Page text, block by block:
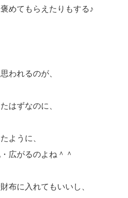
めてもらえたりもする♪
われるのが、
はずなのに、
ように、
広がるのよね＾＾
財布に入れてもいいし、